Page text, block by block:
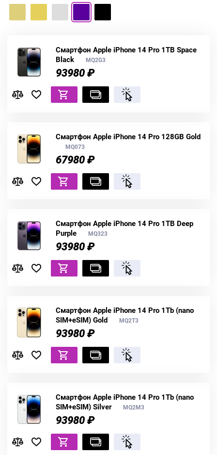
Смартфон Apple iPhone 14 Pro 1TB Space
Black
MQ2G3
93980 ₽
Смартфон Apple iPhone 14 Pro 128GB Gold
MQ073
67980 ₽
Смартфон Apple iPhone 14 Pro 1TB Deep
Purple
MQ323
93980 ₽
Смартфон Apple iPhone 14 Pro 1Tb (nano
SIM+eSIM) Gold
MQ2T3
93980 ₽
Смартфон Apple iPhone 14 Pro 1Tb (nano
SIM+eSIM) Silver
MQ2M3
93980 ₽